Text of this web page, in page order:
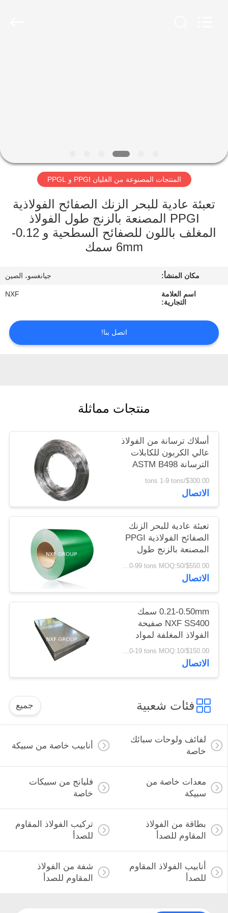
جولة
في
المصنع
مراقبة
الجودة
أخبار
اطلب
سياسة
الخصوصية
المنتجات المصنوعة من الغليان PPGI و PPGL
تعبئة عادية للبحر الزنك الصفائح الفولاذية
PPGI المصنعة بالزنج طول الفولاذ
المغلف باللون للصفائح السطحية و 0.12-
6mm سمك
مكان المنشأ: جيانغسو، الصين
اسم العلامة
التجارية:
NXF
اتصل بنا!
منتجات مماثلة
أسلاك ترسانة من الفولاذ
عالي الكربون للكابلات
الترسانة ASTM B498
الغزل الساخن GI
$300.00/tons 1-9 tons
الاتصال
تعبئة عادية للبحر الزنك
الصفائح الفولاذية PPGI
المصنعة بالزنج طول
الفولاذ المغلف باللون
للصفائح السطحية و
0.12-6mm سمك
$550.00/tons 50-99 tons MOQ:50 طن
الاتصال
0.21-0.50mm سمك
NXF SS400 صفيحة
الفولاذ المغلفة لمواد
البناء Z61-Z80 غير مطلية
ويمكن تخصيصها
$150.00/tons 10-19 tons MOQ:10 أطنان
الاتصال
فئات شعبية جميع
لفائف ولوحات سبائك
خاصة
أنابيب خاصة من سبيكة
معدات خاصة من
سبيكة
فليانج من سبيكات
خاصة
بطاقة من الفولاذ
المقاوم للصدأ
تركيب الفولاذ المقاوم
للصدأ
أنابيب الفولاذ المقاوم
للصدأ
شفة من الفولاذ
المقاوم للصدأ